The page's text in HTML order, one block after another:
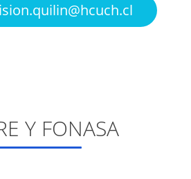
Y FONASA